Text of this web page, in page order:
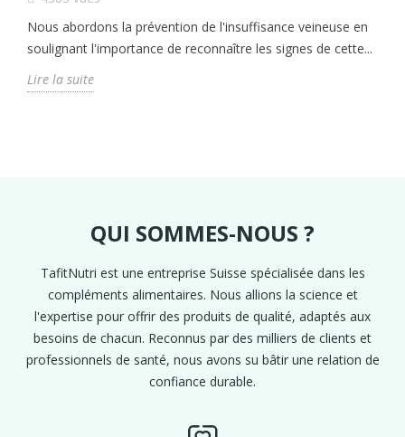
Nous abordons la prévention de l'insuffisance veineuse en
soulignant l'importance de reconnaître les signes de cette...
Lire la suite
QUI SOMMES-NOUS ?
TafitNutri est une entreprise Suisse spécialisée dans les
compléments alimentaires. Nous allions la science et
l'expertise pour offrir des produits de qualité, adaptés aux
besoins de chacun. Reconnus par des milliers de clients et
professionnels de santé, nous avons su bâtir une relation de
confiance durable.